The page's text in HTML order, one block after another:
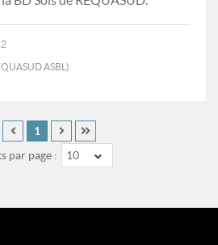
ASBL)
par page : 10
1